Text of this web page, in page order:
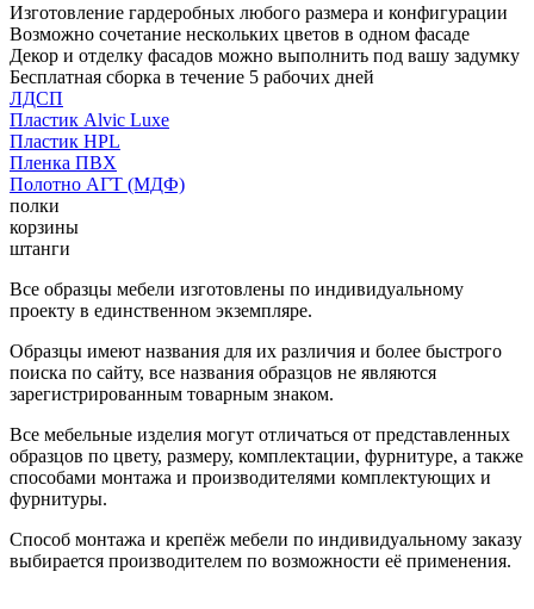
Изготовление гардеробных любого размера и конфигурации
Возможно сочетание нескольких цветов в одном фасаде
Декор и отделку фасадов можно выполнить под вашу задумку
Бесплатная сборка в течение 5 рабочих дней
ЛДСП
Пластик Alvic Luxe
Пластик HPL
Пленка ПВХ
Полотно АГТ (МДФ)
полки
корзины
штанги
Все образцы мебели изготовлены по индивидуальному
проекту в единственном экземпляре.
Образцы имеют названия для их различия и более быстрого
поиска по сайту, все названия образцов не являются
зарегистрированным товарным знаком.
Все мебельные изделия могут отличаться от представленных
образцов по цвету, размеру, комплектации, фурнитуре, а также
способами монтажа и производителями комплектующих и
фурнитуры.
Способ монтажа и крепёж мебели по индивидуальному заказу
выбирается производителем по возможности её применения.